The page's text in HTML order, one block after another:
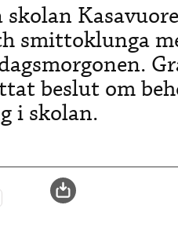
smittoklunga
beslut om
i skolan.